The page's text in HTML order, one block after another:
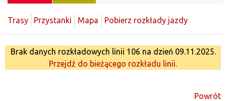
Trasy Przystanki Mapa Pobierz rozkłady jazdy
Brak danych rozkładowych linii 106 na dzień 09.11.2025.
Przejdź do bieżącego rozkładu linii.
Powrót